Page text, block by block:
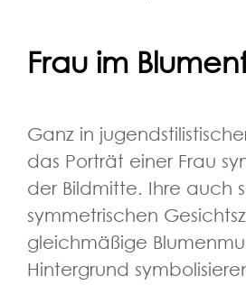
Frau im
Ganz in
das Porträt einer Frau
der Bildmitte. Ihre auch
symmetrischen
gleichmäßige
Hintergrund